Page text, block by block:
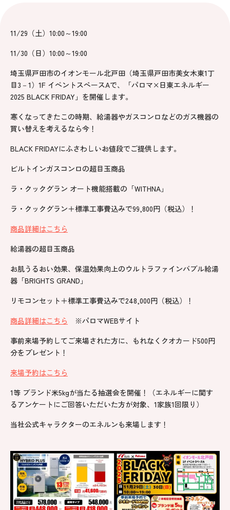
11/29（土）10:00～19:00
11/30（日）10:00～19:00
埼玉県戸田市のイオンモール北戸田（埼玉県戸田市美女木東1丁
目3－1）1F イベントスペースAで、「パロマ×日東エネルギー
2025 BLACK FRIDAY」を開催します。
寒くなってきたこの時期、給湯器やガスコンロなどのガス機器の
買い替えを考えるなら今！
BLACK FRIDAYにふさわしいお値段でご提供します。
ビルトインガスコンロの超目玉商品
ラ・クックグラン オート機能搭載の「WITHNA」
ラ・クックグラン＋標準工事費込みで99,800円（税込）！
商品詳細はこちら
給湯器の超目玉商品
お肌うるおい効果、保温効果向上のウルトラファインバブル給湯
器「BRIGHTS GRAND」
リモコンセット＋標準工事費込みで248,000円（税込）！
商品詳細はこちら ※パロマWEBサイト
事前来場予約してご来場された方に、もれなくクオカード500円
分をプレゼント！
来場予約はこちら
1等 ブランド米5kgが当たる抽選会を開催！（エネルギーに関す
るアンケートにご回答いただいた方が対象、1家族1回限り）
当社公式キャラクターのエネルンも来場します！